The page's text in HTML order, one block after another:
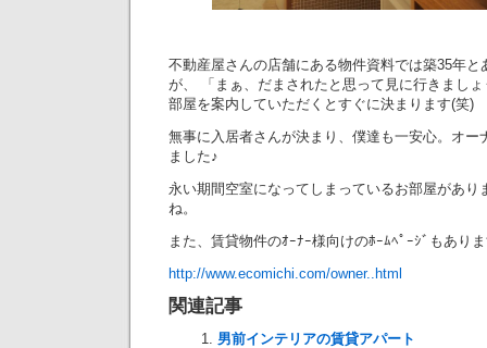
不動産屋さんの店舗にある物件資料では築35年と
が、 「まぁ、だまされたと思って見に行きまし
部屋を案内していただくとすぐに決まります(笑)
無事に入居者さんが決まり、僕達も一安心。オー
ました♪
永い期間空室になってしまっているお部屋があり
ね。
また、賃貸物件のｵｰﾅｰ様向けのﾎｰﾑﾍﾟｰｼﾞもあり
http://www.ecomichi.com/owner..html
関連記事
男前インテリアの賃貸アパート